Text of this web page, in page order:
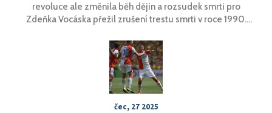
revoluce ale změnila běh dějin a rozsudek smrti pro
Zdeňka Vocáska přežil zrušení trestu smrti v roce 1990.
získal podmíněné propuštění se sedmiletou zkušební
dobou. Státní zástupce se odvolal, rozhodne krajský soud.
čec, 27 2025